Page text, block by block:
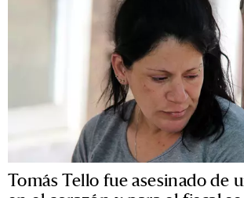
Tomás Tello fue asesinado de